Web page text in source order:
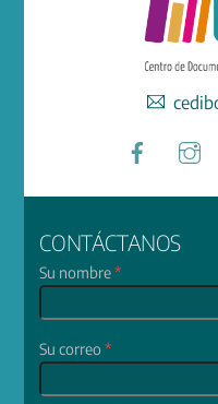
Facebook
CONTÁCTANOS
Su nombre*
Su correo*